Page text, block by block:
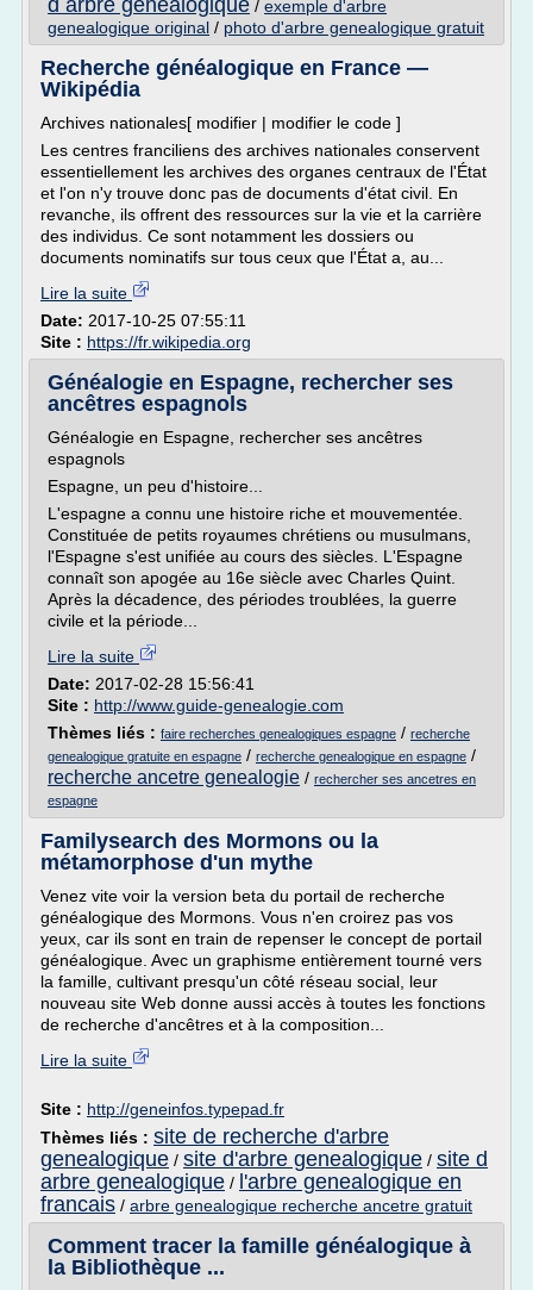
d arbre genealogique / exemple d'arbre
genealogique original / photo d'arbre genealogique gratuit
Recherche généalogique en France —
Wikipédia
Archives nationales[ modifier | modifier le code ]
Les centres franciliens des archives nationales conservent
essentiellement les archives des organes centraux de l'État
et l'on n'y trouve donc pas de documents d'état civil. En
revanche, ils offrent des ressources sur la vie et la carrière
des individus. Ce sont notamment les dossiers ou
documents nominatifs sur tous ceux que l'État a, au...
Lire la suite
Date: 2017-10-25 07:55:11
Site : https://fr.wikipedia.org
Généalogie en Espagne, rechercher ses
ancêtres espagnols
Généalogie en Espagne, rechercher ses ancêtres
espagnols
Espagne, un peu d'histoire...
L'espagne a connu une histoire riche et mouvementée.
Constituée de petits royaumes chrétiens ou musulmans,
l'Espagne s'est unifiée au cours des siècles. L'Espagne
connaît son apogée au 16e siècle avec Charles Quint.
Après la décadence, des périodes troublées, la guerre
civile et la période...
Lire la suite
Date: 2017-02-28 15:56:41
Site : http://www.guide-genealogie.com
Thèmes liés : faire recherches genealogiques espagne / recherche
genealogique gratuite en espagne / recherche genealogique en espagne /
recherche ancetre genealogie / rechercher ses ancetres en
espagne
Familysearch des Mormons ou la
métamorphose d'un mythe
Venez vite voir la version beta du portail de recherche
généalogique des Mormons. Vous n'en croirez pas vos
yeux, car ils sont en train de repenser le concept de portail
généalogique. Avec un graphisme entièrement tourné vers
la famille, cultivant presqu'un côté réseau social, leur
nouveau site Web donne aussi accès à toutes les fonctions
de recherche d'ancêtres et à la composition...
Lire la suite
Site : http://geneinfos.typepad.fr
Thèmes liés : site de recherche d'arbre
genealogique / site d'arbre genealogique / site d
arbre genealogique / l'arbre genealogique en
francais / arbre genealogique recherche ancetre gratuit
Comment tracer la famille généalogique à
la Bibliothèque ...